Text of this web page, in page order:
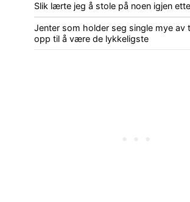
Slik lærte jeg å stole på noen igjen
Jenter som holder seg single mye av
opp til å være de lykkeligste